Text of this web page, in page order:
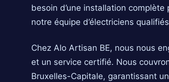
besoin d’une installation
notre équipe d’électriciens
Chez Alo Artisan BE, nous nous
et un service certifié. Nous
Bruxelles-Capitale, garantissant